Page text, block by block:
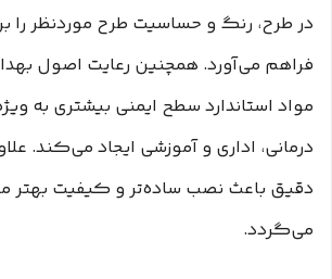
در طرح، رنگ و حساسیت طرح موردنظر را
فراهم می‌آورد. همچنین رعایت اصول
مواد استاندارد سطح ایمنی بیشتری به
درمانی، اداری و آموزشی ایجاد می‌کند.
دقیق باعث نصب ساده‌تر و کیفیت بهتر
می‌گردد.